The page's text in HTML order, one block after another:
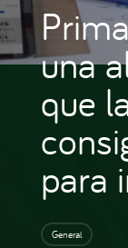
una
que
para
General